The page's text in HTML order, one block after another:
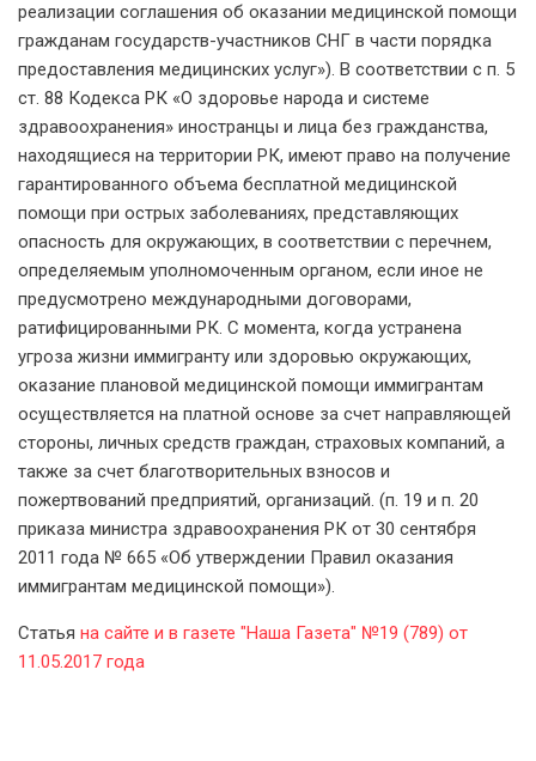
реализации соглашения об оказании медицинской помощи
гражданам государств-участников СНГ в части порядка
предоставления медицинских услуг»). В соответствии с п. 5
ст. 88 Кодекса РК «О здоровье народа и системе
здравоохранения» иностранцы и лица без гражданства,
находящиеся на территории РК, имеют право на получение
гарантированного объема бесплатной медицинской
помощи при острых заболеваниях, представляющих
опасность для окружающих, в соответствии с перечнем,
определяемым уполномоченным органом, если иное не
предусмотрено международными договорами,
ратифицированными РК. С момента, когда устранена
угроза жизни иммигранту или здоровью окружающих,
оказание плановой медицинской помощи иммигрантам
осуществляется на платной основе за счет направляющей
стороны, личных средств граждан, страховых компаний, а
также за счет благотворительных взносов и
пожертвований предприятий, организаций. (п. 19 и п. 20
приказа министра здравоохранения РК от 30 сентября
2011 года № 665 «Об утверждении Правил оказания
иммигрантам медицинской помощи»).
Статья на сайте и в газете "Наша Газета" №19 (789) от
11.05.2017 года